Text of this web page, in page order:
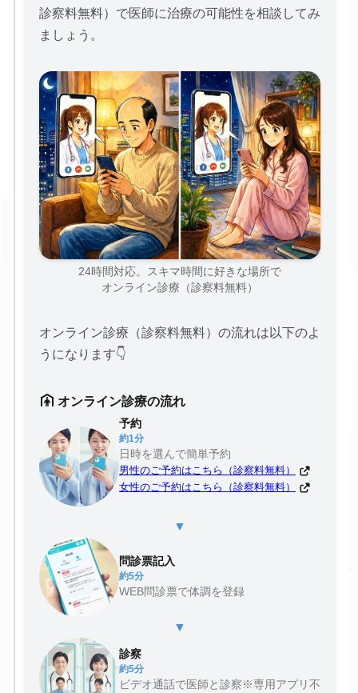
診察料無料）で医師に治療の可能性を相談してみ
ましょう。
24時間対応。スキマ時間に好きな場所で
オンライン診療（診察料無料）
オンライン診療（診察料無料）の流れは以下のよ
うになります👇
オンライン診療の流れ
予約
約1分
日時を選んで簡単予約
男性のご予約はこちら（診察料無料）
女性のご予約はこちら（診察料無料）
▼
問診票記入
約5分
WEB問診票で体調を登録
▼
診察
約5分
ビデオ通話で医師と診察※専用アプリ不